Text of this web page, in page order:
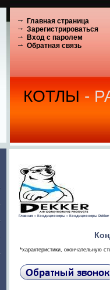
КОТЛЫ -
Главная страница
Зарегистрироваться
Вход с паролем
Обратная связь
Главная » Кондиционеры » Кондиционеры Dekker
*характеристики, окончательную